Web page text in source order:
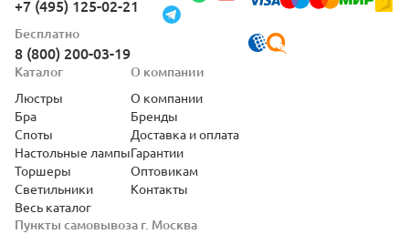
+7 (495) 125-02-21
Бесплатно
8 (800) 200-03-19
Пункты самовывоза г. Москва
Каталог
Люстры
Бра
Споты
Настольные лампы
Торшеры
Светильники
Весь каталог
О компании
О компании
Бренды
Доставка и оплата
Гарантии
Оптовикам
Контакты